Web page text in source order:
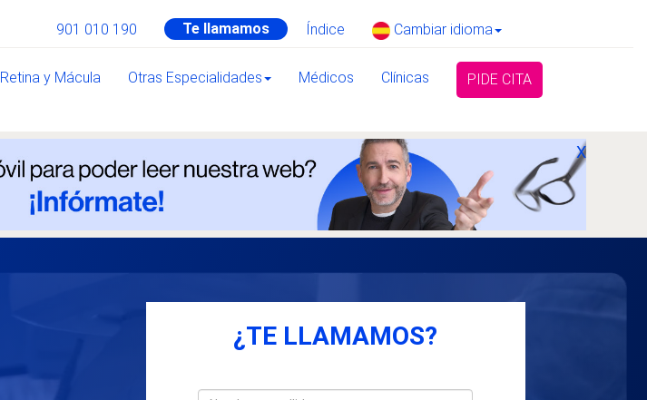
901 010 190 Te llamamos Índice Cambiar idioma
Retina y Mácula Otras Especialidades Médicos Clínicas PIDE CITA
X
¿TE LLAMAMOS?